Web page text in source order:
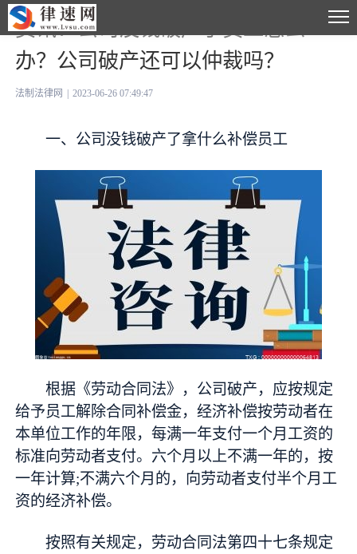
资讯：公司没钱破产了员工怎么
办？公司破产还可以仲裁吗？
法制法律网 2023-06-26 07:49:47
一、公司没钱破产了拿什么补偿员工
根据《劳动合同法》，公司破产，应按规定
给予员工解除合同补偿金，经济补偿按劳动者在
本单位工作的年限，每满一年支付一个月工资的
标准向劳动者支付。六个月以上不满一年的，按
一年计算;不满六个月的，向劳动者支付半个月工
资的经济补偿。
按照有关规定，劳动合同法第四十七条规定